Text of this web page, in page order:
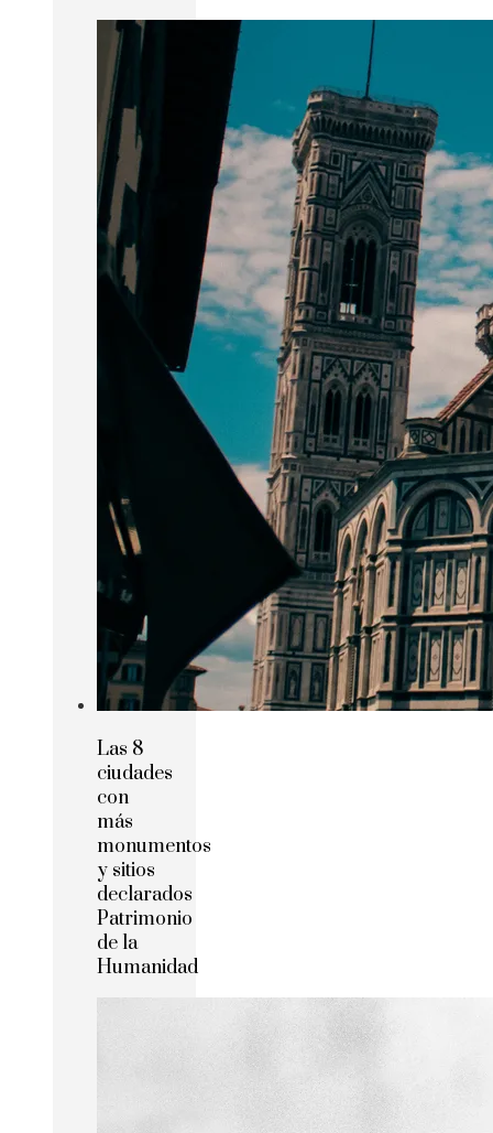
Las 8
ciudades
con
más
monumentos
y sitios
declarados
Patrimonio
de la
Humanidad